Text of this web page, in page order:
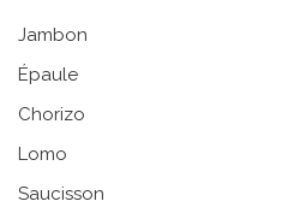
Jambon
Épaule
Chorizo
Lomo
Saucisson